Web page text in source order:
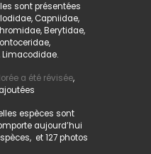
sont présentées
Capniidae,
Berytidae,
a été révisée,
espèces sont
aujourd’hui
et 127 photos